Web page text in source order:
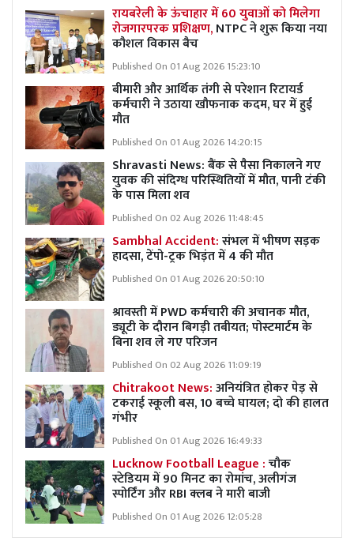
रायबरेली के ऊंचाहार में 60 युवाओं को मिलेगा
रोजगारपरक प्रशिक्षण,NTPC ने शुरू किया नया
कौशल विकास बैच
Published On 01 Aug 2026 15:23:10
बीमारी और आर्थिक तंगी से परेशान रिटायर्ड
कर्मचारी ने उठाया खौफनाक कदम, घर में हुई
मौत
Published On 01 Aug 2026 14:20:15
Shravasti News: बैंक से पैसा निकालने गए
युवक की संदिग्ध परिस्थितियों में मौत, पानी टंकी
के पास मिला शव
Published On 02 Aug 2026 11:48:45
Sambhal Accident:संभल में भीषण सड़क
हादसा, टेंपो-ट्रक भिड़ंत में 4 की मौत
Published On 01 Aug 2026 20:50:10
श्रावस्ती में PWD कर्मचारी की अचानक मौत,
ड्यूटी के दौरान बिगड़ी तबीयत; पोस्टमार्टम के
बिना शव ले गए परिजन
Published On 02 Aug 2026 11:09:19
Chitrakoot News:अनियंत्रित होकर पेड़ से
टकराई स्कूली बस, 10 बच्चे घायल; दो की हालत
गंभीर
Published On 01 Aug 2026 16:49:33
Lucknow Football League :चौक
स्टेडियम में 90 मिनट का रोमांच, अलीगंज
स्पोर्टिंग और RBI क्लब ने मारी बाजी
Published On 01 Aug 2026 12:05:28